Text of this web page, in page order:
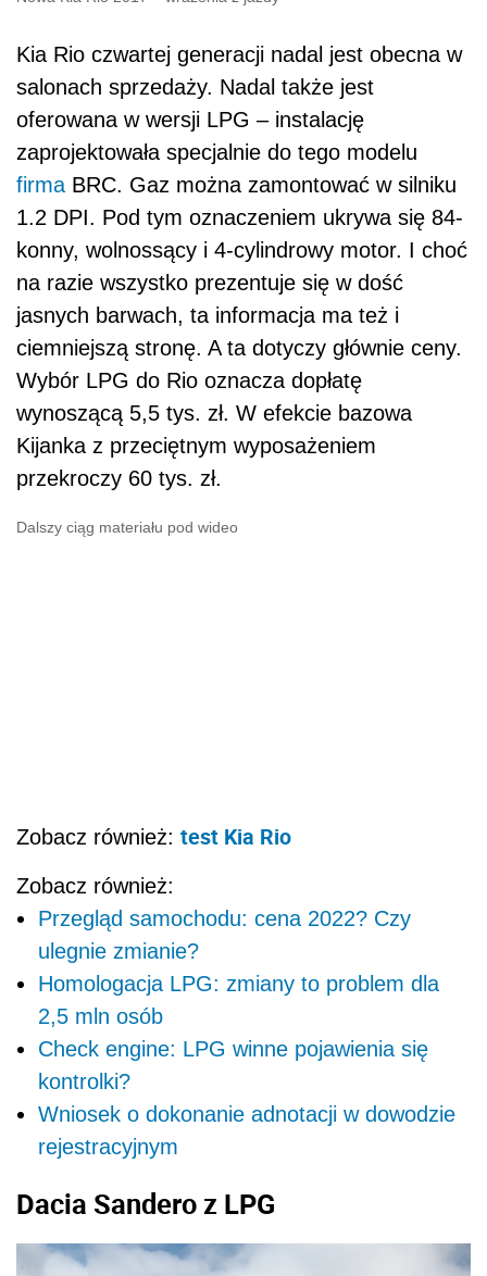
Kia Rio czwartej generacji nadal jest obecna w
salonach sprzedaży. Nadal także jest
oferowana w wersji LPG – instalację
zaprojektowała specjalnie do tego modelu
firma BRC. Gaz można zamontować w silniku
1.2 DPI. Pod tym oznaczeniem ukrywa się 84-
konny, wolnossący i 4-cylindrowy motor. I choć
na razie wszystko prezentuje się w dość
jasnych barwach, ta informacja ma też i
ciemniejszą stronę. A ta dotyczy głównie ceny.
Wybór LPG do Rio oznacza dopłatę
wynoszącą 5,5 tys. zł. W efekcie bazowa
Kijanka z przeciętnym wyposażeniem
przekroczy 60 tys. zł.
Dalszy ciąg materiału pod wideo
Zobacz również: test Kia Rio
Zobacz również:
Przegląd samochodu: cena 2022? Czy
ulegnie zmianie?
Homologacja LPG: zmiany to problem dla
2,5 mln osób
Check engine: LPG winne pojawienia się
kontrolki?
Wniosek o dokonanie adnotacji w dowodzie
rejestracyjnym
Dacia Sandero z LPG